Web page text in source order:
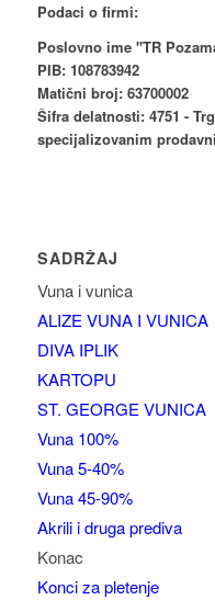
Podaci o firmi:
Poslovno ime "TR
PIB: 108783942
Matični broj: 63700002
Šifra delatnosti: 4751 -
specijalizovanim
SADRŽAJ
Vuna i vunica
ALIZE VUNA I VUNICA
DIVA IPLIK
KARTOPU
ST. GEORGE VUNICA
Vuna 100%
Vuna 5-40%
Vuna 45-90%
Akrili i druga prediva
Konac
Konci za pletenje